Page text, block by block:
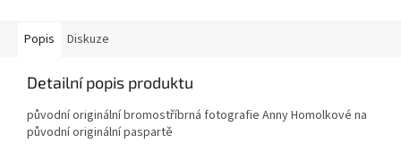
Popis Diskuze
Detailní popis produktu
původní originální bromostříbrná fotografie Anny Homolkové na
původní originální paspartě